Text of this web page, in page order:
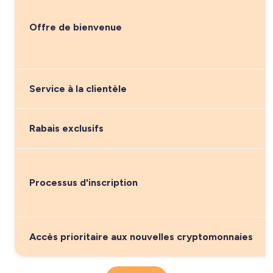
Offre de bienvenue
Service à la clientèle
Rabais exclusifs
Processus d'inscription
Accès prioritaire aux nouvelles cryptomonnaies